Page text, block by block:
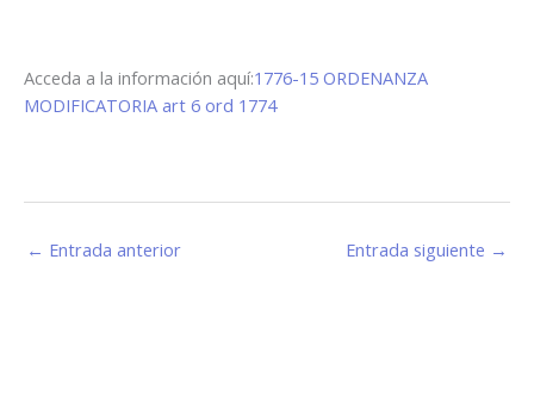
Acceda a la información aquí:1776-15 ORDENANZA
MODIFICATORIA art 6 ord 1774
← Entrada anterior Entrada siguiente →